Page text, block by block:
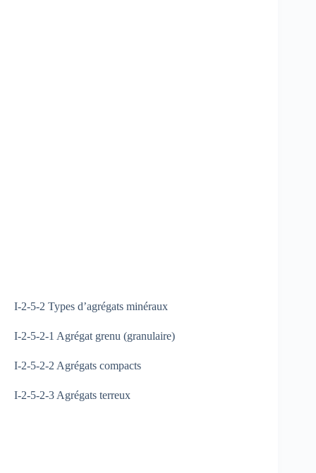
I-2-5-2 Types d’agrégats minéraux
I-2-5-2-1 Agrégat grenu (granulaire)
I-2-5-2-2 Agrégats compacts
I-2-5-2-3 Agrégats terreux